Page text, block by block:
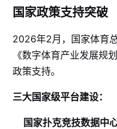
国家政策支持突破
2026年2月，国家体育
《数字体育产业发展
政策支持。
三大国家级平台建设：
国家扑克竞技数据中